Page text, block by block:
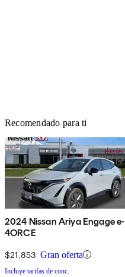
Recomendado para ti
2024 Nissan Ariya Engage e-
4ORCE
$21,853 Gran oferta
Incluye tarifas de conc.